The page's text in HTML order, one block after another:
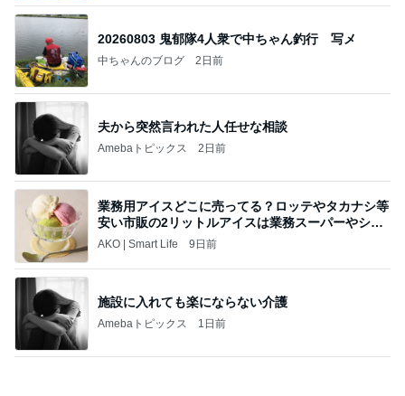
20260803 鬼郁隊4人衆で中ちゃん釣行 写メ
中ちゃんのブログ 2日前
夫から突然言われた人任せな相談
Amebaトピックス 2日前
業務用アイスどこに売ってる？ロッテやタカナシ等
安い市販の2リットルアイスは業務スーパーやシャ
トレ
AKO | Smart Life 9日前
施設に入れても楽にならない介護
Amebaトピックス 1日前